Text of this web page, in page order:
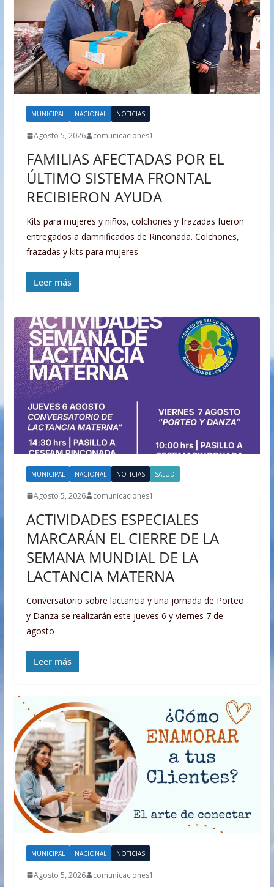
MUNICIPAL NACIONAL NOTICIAS
Agosto 5, 2026 comunicaciones1
FAMILIAS AFECTADAS POR EL
ÚLTIMO SISTEMA FRONTAL
RECIBIERON AYUDA
Kits para mujeres y niños, colchones y frazadas fueron
entregados a damnificados de Rinconada. Colchones,
frazadas y kits para mujeres
Leer más
MUNICIPAL NACIONAL NOTICIAS SALUD
Agosto 5, 2026 comunicaciones1
ACTIVIDADES ESPECIALES
MARCARÁN EL CIERRE DE LA
SEMANA MUNDIAL DE LA
LACTANCIA MATERNA
Conversatorio sobre lactancia y una jornada de Porteo
y Danza se realizarán este jueves 6 y viernes 7 de
agosto
Leer más
MUNICIPAL NACIONAL NOTICIAS
Agosto 5, 2026 comunicaciones1